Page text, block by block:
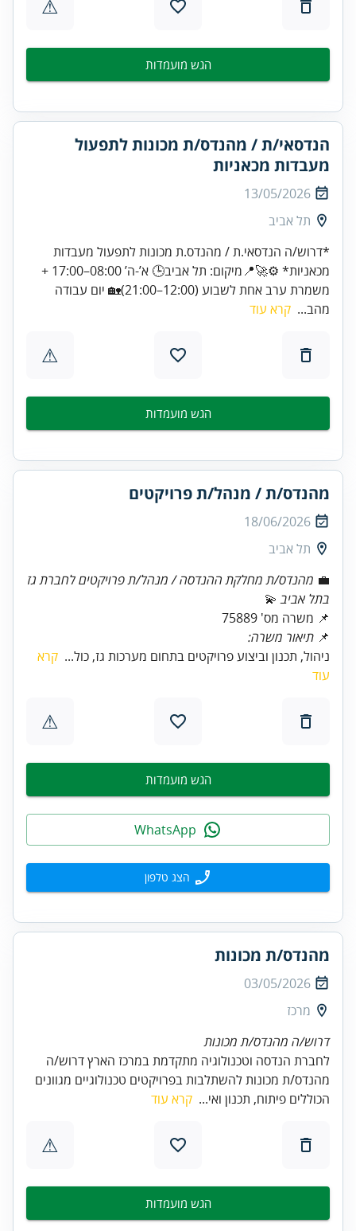
⚠
הגש מועמדות
הנדסאי/ת / מהנדס/ת מכונות לתפעול
מעבדות מכאניות
13/05/2026
תל אביב
*דרוש/ה הנדסאי.ת / מהנדס.ת מכונות לתפעול מעבדות
מכאניות* ⚙️🚀📍מיקום: תל אביב🕒 א’-ה’ 08:00–17:00 +
משמרת ערב אחת לשבוע (12:00–21:00)🏡 יום עבודה
מהב... קרא עוד
⚠
הגש מועמדות
מהנדס/ת / מנהל/ת פרויקטים
18/06/2026
תל אביב
💼 מהנדס/ת מחלקת ההנדסה / מנהל/ת פרויקטים לחברת גז
בתל אביב
📌 משרה מס' 75889
📌 תיאור משרה:
ניהול, תכנון וביצוע פרויקטים בתחום מערכות גז, כול... קרא
עוד
⚠
הגש מועמדות
הצג טלפון
מהנדס/ת מכונות
03/05/2026
מרכז
דרוש/ה מהנדס/ת מכונות
לחברת הנדסה וטכנולוגיה מתקדמת במרכז הארץ דרוש/ה
מהנדס/ת מכונות להשתלבות בפרויקטים טכנולוגיים מגוונים
הכוללים פיתוח, תכנון ואי... קרא עוד
⚠
הגש מועמדות